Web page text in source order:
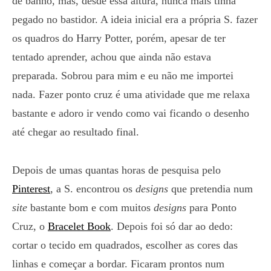
pegado no bastidor. A ideia inicial era a própria S. fazer
os quadros do Harry Potter, porém, apesar de ter
tentado aprender, achou que ainda não estava
preparada. Sobrou para mim e eu não me importei
nada. Fazer ponto cruz é uma atividade que me relaxa
bastante e adoro ir vendo como vai ficando o desenho
até chegar ao resultado final.
Depois de umas quantas horas de pesquisa pelo
Pinterest, a S. encontrou os designs que pretendia num
site bastante bom e com muitos designs para Ponto
Cruz, o Bracelet Book. Depois foi só dar ao dedo:
cortar o tecido em quadrados, escolher as cores das
linhas e começar a bordar. Ficaram prontos num